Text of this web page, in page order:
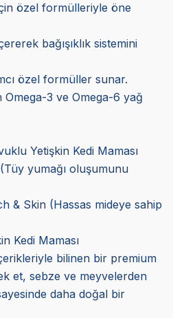
özel formülleriyle öne
bağışıklık sistemini
özel formüller sunar.
Omega-3 ve Omega-6 yağ
Yetişkin Kedi Maması
yumağı oluşumunu
& Skin (Hassas mideye sahip
Kedi Maması
bilinen bir premium
et, sebze ve meyvelerden
daha doğal bir